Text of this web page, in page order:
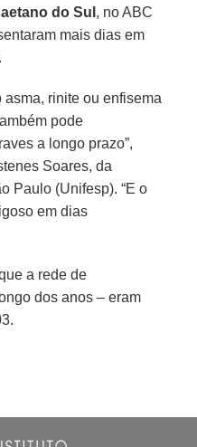
do Sul , no ABC
mais dias em
asma, rinite ou enfisema
pode
a longo prazo”,
Soares, da
Paulo (Unifesp). “E o
em dias
a rede de
dos anos – eram